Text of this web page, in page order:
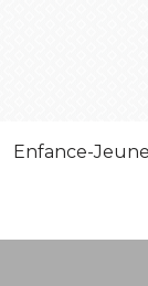
Enfance-